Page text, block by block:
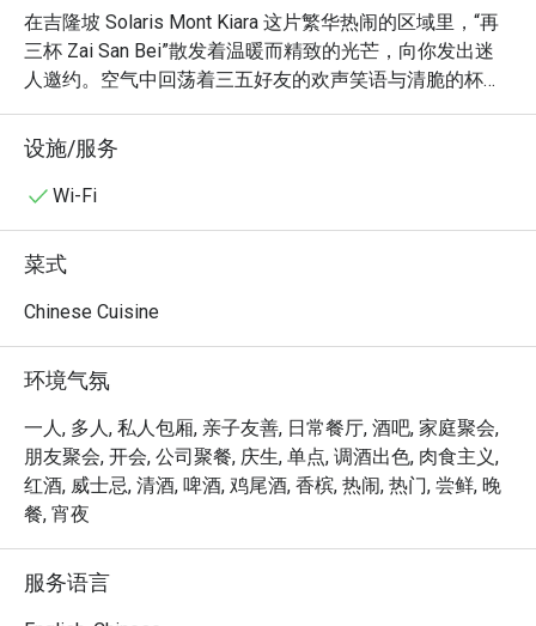
在吉隆坡 Solaris Mont Kiara 这片繁华热闹的区域里，“再
三杯 Zai San Bei”散发着温暖而精致的光芒，向你发出迷
人邀约。空气中回荡着三五好友的欢声笑语与清脆的杯觥
交错声，打造出一个充满活力的下班后绿洲。菜单在传统
与创新之间，展开一场美妙的味觉之舞，呈现的现代马来
西亚中式融合菜，带来恰到好处的慰藉与惊喜。店名“再三
杯”意为“再来三杯”，正如其名，这家时髦的美食酒吧诚挚
心展开。
无论是享用一顿快晚餐，还是悠闲地度过一整晚，这里的
招牌猪油渣饭是治愈系美食的典范，每一口都香气浓郁、
风味十足。
经典的意式面条，在香气四溢的金香海鲜加持下，碰撞出
炽热的在地风味。
充满都市感的精致氛围，最适合在此细细品味一杯创意鸡
尾酒。
⭐ Google 评分：4.5 from 350 条评论
设施/服务
Wi-Fi
菜式
Chinese Cuisine
环境气氛
一人, 多人, 私人包厢, 亲子友善, 日常餐厅, 酒吧, 家庭聚会,
朋友聚会, 开会, 公司聚餐, 庆生, 单点, 调酒出色, 肉食主义,
红酒, 威士忌, 清酒, 啤酒, 鸡尾酒, 香槟, 热闹, 热门, 尝鲜, 晚
餐, 宵夜
服务语言